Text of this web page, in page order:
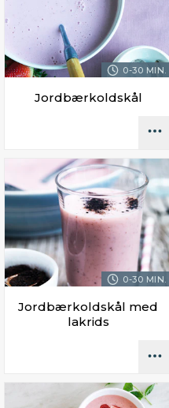
0-30 MIN.
Jordbærkoldskål
0-30 MIN.
Jordbærkoldskål med
lakrids